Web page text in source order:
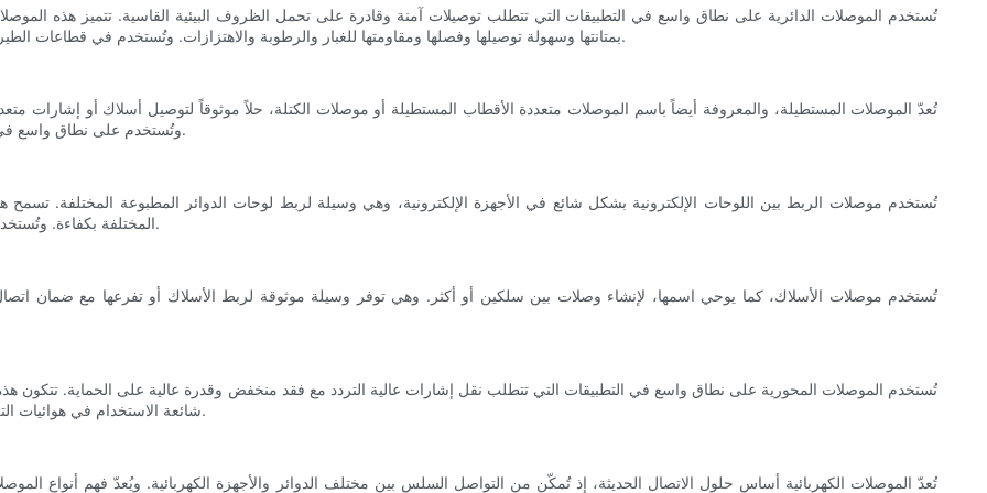
تُستخدم الموصلات الدائرية على نطاق واسع في التطبيقات التي تتطلب توصيلات آمنة وقادرة على تحمل الظروف البيئية القاسية. تتميز هذه
بمتانتها وسهولة توصيلها وفصلها ومقاومتها للغبار والرطوبة والاهتزازات. وتُستخدم في قطاعات الطيران والفضاء، والقطاع العسكري، وقطاع السيارات، والقطاعات الصناعية.
تُعدّ الموصلات المستطيلة، والمعروفة أيضاً باسم الموصلات متعددة الأقطاب المستطيلة أو موصلات الكتلة، حلاً موثوقاً لتوصيل أسلاك أو إشارات
وتُستخدم على نطاق واسع في صناعات الأتمتة الصناعية، واتصالات البيانات، والإلكترونيات الاستهلاكية.
تُستخدم موصلات الربط بين اللوحات الإلكترونية بشكل شائع في الأجهزة الإلكترونية، وهي وسيلة لربط لوحات الدوائر المطبوعة المختلفة. تسمح
المختلفة بكفاءة. وتُستخدم في أجهزة الحاسوب وأجهزة الاتصالات وغيرها من الأنظمة الإلكترونية.
تُستخدم موصلات الأسلاك، كما يوحي اسمها، لإنشاء وصلات بين سلكين أو أكثر. وهي توفر وسيلة موثوقة لربط الأسلاك أو تفرعها مع ضمان
تُستخدم الموصلات المحورية على نطاق واسع في التطبيقات التي تتطلب نقل إشارات عالية التردد مع فقد منخفض وقدرة عالية على الحماية.
شائعة الاستخدام في هوائيات التلفزيون وأنظمة الاتصالات اللاسلكية وشبكات نقل البيانات عالية السرعة.
تُعدّ الموصلات الكهربائية أساس حلول الاتصال الحديثة، إذ تُمكّن من التواصل السلس بين مختلف الدوائر والأجهزة الكهربائية. ويُعدّ فهم أنواع